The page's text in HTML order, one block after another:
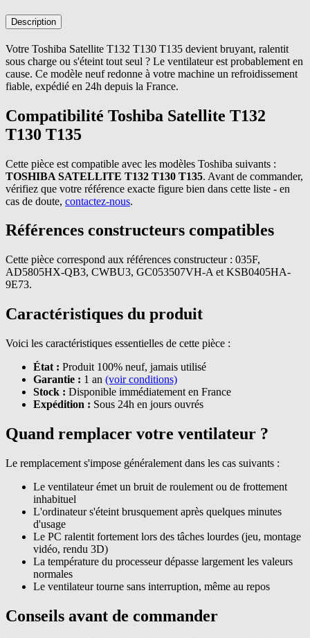
Description
Votre Toshiba Satellite T132 T130 T135 devient bruyant, ralentit
sous charge ou s'éteint tout seul ? Le ventilateur est probablement en
cause. Ce modèle neuf redonne à votre machine un refroidissement
fiable, expédié en 24h depuis la France.
Compatibilité Toshiba Satellite T132
T130 T135
Cette pièce est compatible avec les modèles Toshiba suivants :
TOSHIBA SATELLITE T132 T130 T135. Avant de commander,
vérifiez que votre référence exacte figure bien dans cette liste - en
cas de doute, contactez-nous.
Références constructeurs compatibles
Cette pièce correspond aux références constructeur : 035F,
AD5805HX-QB3, CWBU3, GC053507VH-A et KSB0405HA-
9E73.
Caractéristiques du produit
Voici les caractéristiques essentielles de cette pièce :
État : Produit 100% neuf, jamais utilisé
Garantie : 1 an (voir conditions)
Stock : Disponible immédiatement en France
Expédition : Sous 24h en jours ouvrés
Quand remplacer votre ventilateur ?
Le remplacement s'impose généralement dans les cas suivants :
Le ventilateur émet un bruit de roulement ou de frottement
inhabituel
L'ordinateur s'éteint brusquement après quelques minutes
d'usage
Le PC ralentit fortement lors des tâches lourdes (jeu, montage
vidéo, rendu 3D)
La température du processeur dépasse largement les valeurs
normales
Le ventilateur tourne sans interruption, même au repos
Conseils avant de commander